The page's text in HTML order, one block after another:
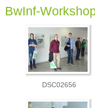
BwInf-
DSC02656